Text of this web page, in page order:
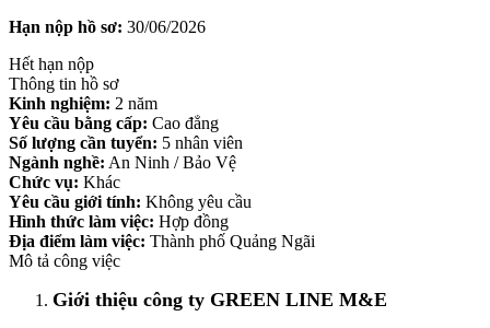
Hạn nộp hồ sơ: 30/06/2026
Hết hạn nộp
Thông tin hồ sơ
Kinh nghiệm: 2 năm
Yêu cầu bằng cấp: Cao đẳng
Số lượng cần tuyển: 5 nhân viên
Ngành nghề: An Ninh / Bảo Vệ
Chức vụ: Khác
Yêu cầu giới tính: Không yêu cầu
Hình thức làm việc: Hợp đồng
Địa điểm làm việc: Thành phố Quảng Ngãi
Mô tả công việc
Giới thiệu công ty GREEN LINE M&E